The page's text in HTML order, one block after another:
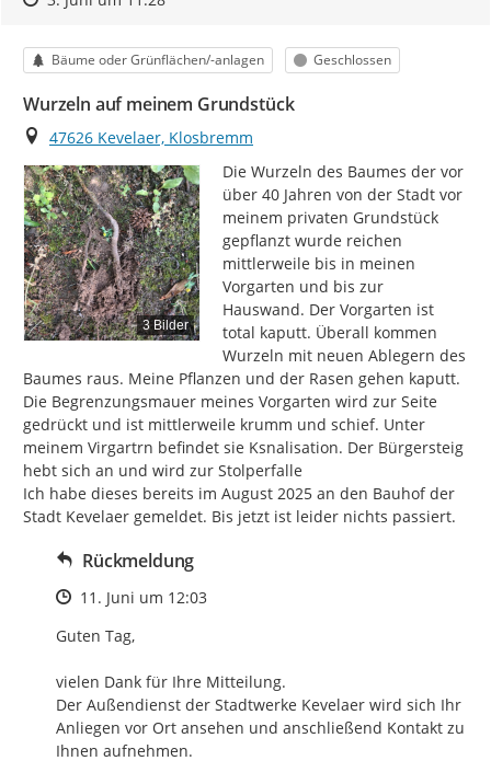
Kategorie
Bäume oder Grünflächen/-anlagen Status
Geschlossen
Wurzeln auf meinem Grundstück
Ort
47626 Kevelaer, Klosbremm
3 Bilder
Die Wurzeln des Baumes der vor
über 40 Jahren von der Stadt vor
meinem privaten Grundstück
gepflanzt wurde reichen
mittlerweile bis in meinen
Vorgarten und bis zur
Hauswand. Der Vorgarten ist
total kaputt. Überall kommen
Wurzeln mit neuen Ablegern des
Baumes raus. Meine Pflanzen und der Rasen gehen kaputt.
Die Begrenzungsmauer meines Vorgarten wird zur Seite
gedrückt und ist mittlerweile krumm und schief. Unter
meinem Virgartrn befindet sie Ksnalisation. Der Bürgersteig
hebt sich an und wird zur Stolperfalle
Ich habe dieses bereits im August 2025 an den Bauhof der
Stadt Kevelaer gemeldet. Bis jetzt ist leider nichts passiert.
Rückmeldung
Zeitpunkt des Erstellens
11. Juni um 12:03
Guten Tag,
vielen Dank für Ihre Mitteilung.
Der Außendienst der Stadtwerke Kevelaer wird sich Ihr
Anliegen vor Ort ansehen und anschließend Kontakt zu
Ihnen aufnehmen.